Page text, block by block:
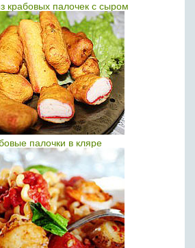
крабовых палочек с сыром
палочки в кляре